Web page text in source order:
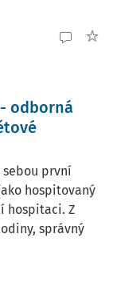
odborná
první
hospitovaný
hospitaci. Z
správný